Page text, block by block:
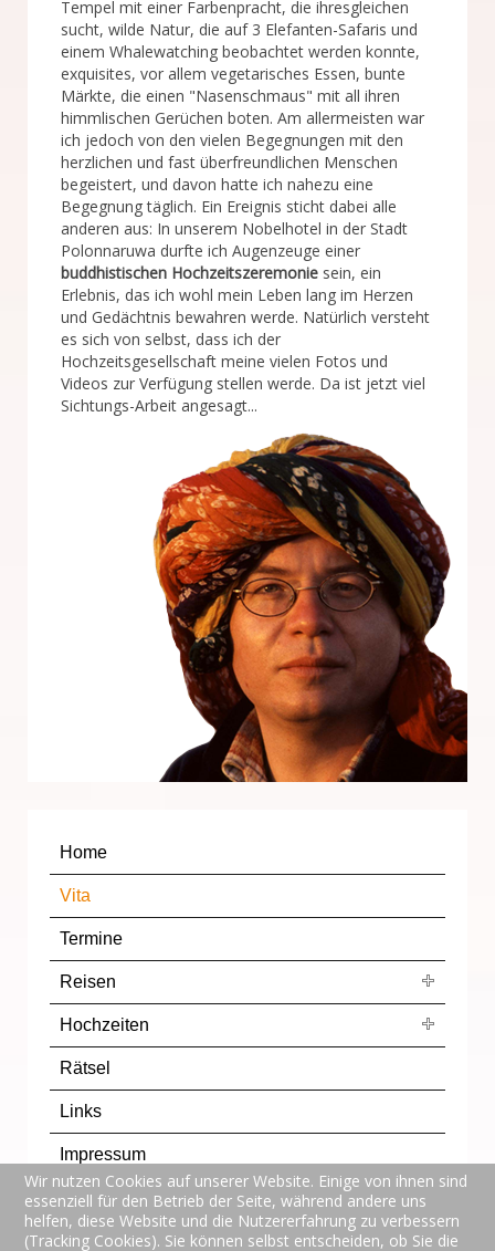
Tempel mit einer Farbenpracht, die ihresgleichen
sucht, wilde Natur, die auf 3 Elefanten-Safaris und
einem Whalewatching beobachtet werden konnte,
exquisites, vor allem vegetarisches Essen, bunte
Märkte, die einen "Nasenschmaus" mit all ihren
himmlischen Gerüchen boten. Am allermeisten war
ich jedoch von den vielen Begegnungen mit den
herzlichen und fast überfreundlichen Menschen
begeistert, und davon hatte ich nahezu eine
Begegnung täglich. Ein Ereignis sticht dabei alle
anderen aus: In unserem Nobelhotel in der Stadt
Polonnaruwa durfte ich Augenzeuge einer
buddhistischen Hochzeitszeremonie sein, ein
Erlebnis, das ich wohl mein Leben lang im Herzen
und Gedächtnis bewahren werde. Natürlich versteht
es sich von selbst, dass ich der
Hochzeitsgesellschaft meine vielen Fotos und
Videos zur Verfügung stellen werde. Da ist jetzt viel
Sichtungs-Arbeit angesagt...
Home
Vita
Termine
Reisen
Hochzeiten
Rätsel
Links
Impressum
Datenschutzerklärung
Wir nutzen Cookies auf unserer Website. Einige von ihnen sind
essenziell für den Betrieb der Seite, während andere uns
helfen, diese Website und die Nutzererfahrung zu verbessern
(Tracking Cookies). Sie können selbst entscheiden, ob Sie die